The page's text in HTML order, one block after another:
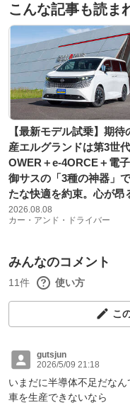
こんな記事も読ま
【最新モデル試乗】期待
産エルグランドは第3世
OWER＋e-4ORCE＋電子
御サスの「3種の神器」
たな快適を約束。心が昂
2026.08.08
カー・アンド・ドライバー
みんなのコメント
11件 使い方
こ
gutsjun
2026/5/09 21:18
いまだに半導体不足だなん
車を生産できないなら